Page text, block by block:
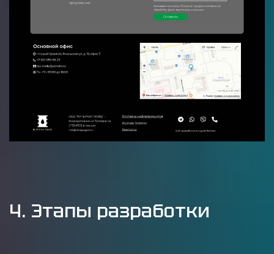
4. Этапы разработки